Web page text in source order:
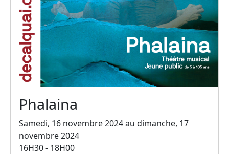
Phalaina
Samedi, 16 novembre 2024 au dimanche, 17
novembre 2024
16H30 - 18H00